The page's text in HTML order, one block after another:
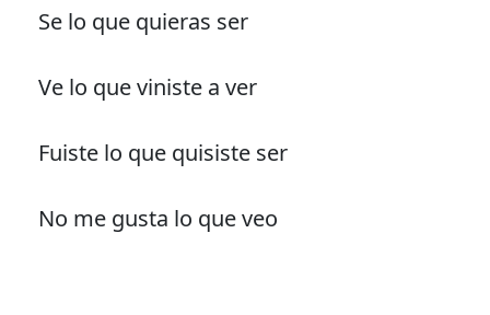
Se lo que quieras ser
Ve lo que viniste a ver
Fuiste lo que quisiste ser
No me gusta lo que veo